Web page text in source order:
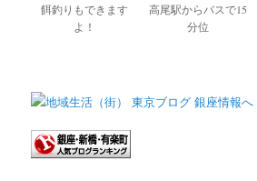
餌釣りもできます
よ！
高尾駅からバスで15
分位